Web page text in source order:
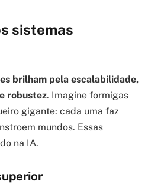
sistemas
brilham pela escalabilidade,
robustez. Imagine formigas
gigante: cada uma faz
mundos. Essas
na IA.